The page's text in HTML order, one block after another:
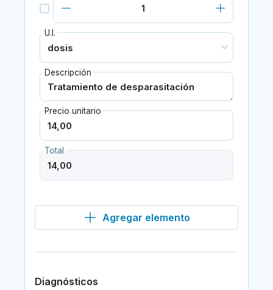
U.I.
Descripción
Precio unitario
Total
Agregar elemento
Diagnósticos